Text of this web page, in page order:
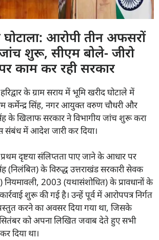
घोटाला: आरोपी तीन अफसरों
शुरू, सीएम बोले- जीरो
काम कर रही सरकार
के ग्राम सराय में भूमि खरीद घोटाले में
कर्मेन्द्र सिंह, नगर आयुक्त वरुण चौधरी और
के खिलाफ सरकार ने विभागीय जांच शुरू करा
संबंध में आदेश जारी कर दिया।
दृष्टया संलिप्तता पाए जाने के आधार पर
(निलंबित) के विरुद्ध उत्तराखंड सरकारी सेवक
2003 (यथासंशोधित) के प्रावधानों के
शुरू की गई है। उन्हें पूर्व में आरोपपत्र निर्गत
करने का अवसर दिया गया था, जिसके
सितंबर को अपना लिखित जवाब देते हुए सभी
दिया था।